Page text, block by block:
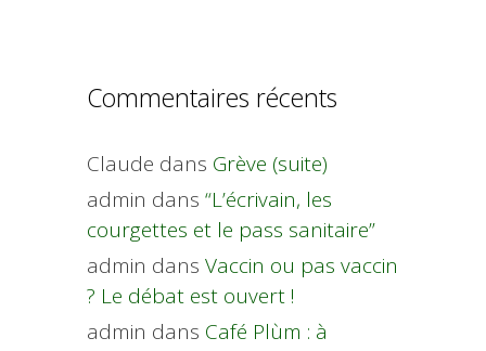
Commentaires récents
Claude dans Grève (suite)
admin dans “L’écrivain, les
courgettes et le pass sanitaire”
admin dans Vaccin ou pas vaccin
? Le débat est ouvert !
admin dans Café Plùm : à